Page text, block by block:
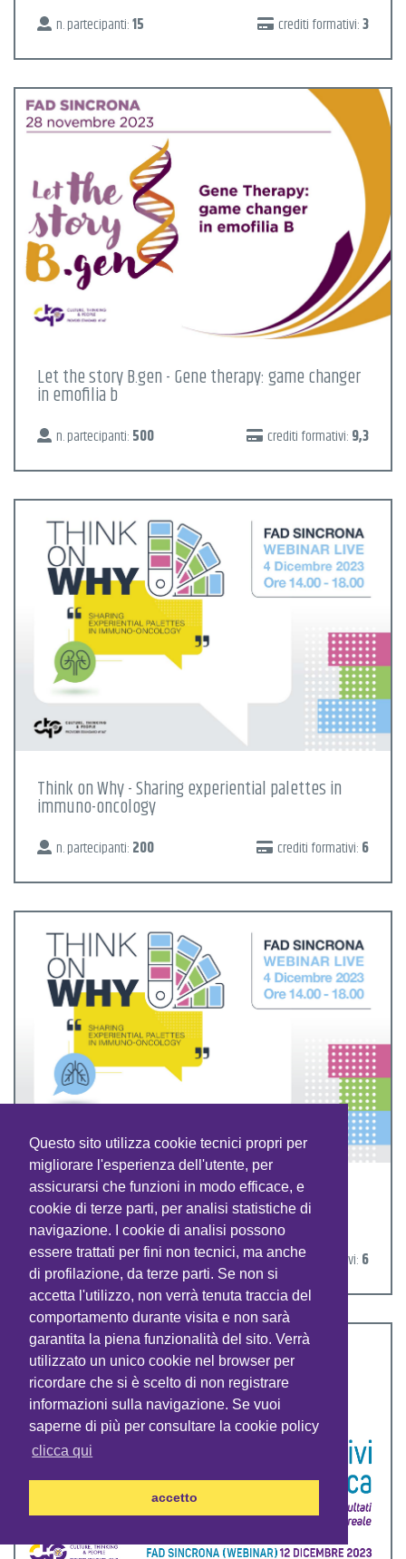
Questo sito utilizza cookie tecnici propri per
migliorare l'esperienza dell'utente, per
assicurarsi che funzioni in modo efficace, e
cookie di terze parti, per analisi statistiche di
navigazione. I cookie di analisi possono
essere trattati per fini non tecnici, ma anche
di profilazione, da terze parti. Se non si
accetta l'utilizzo, non verrà tenuta traccia del
comportamento durante visita e non sarà
garantita la piena funzionalità del sito. Verrà
utilizzato un unico cookie nel browser per
ricordare che si è scelto di non registrare
informazioni sulla navigazione. Se vuoi
saperne di più per consultare la cookie policy
clicca qui
accetto
n. partecipanti:15 crediti formativi:3
Let the story B.gen - Gene therapy: game changer
in emofilia b
n. partecipanti: 500 crediti formativi: 9,3
Think on Why - Sharing experiential palettes in
immuno-oncology
n. partecipanti: 200 crediti formativi: 6
Think on Why - Sharing experiential palettes in
immuno-oncology
n. partecipanti:90 crediti formativi: 6